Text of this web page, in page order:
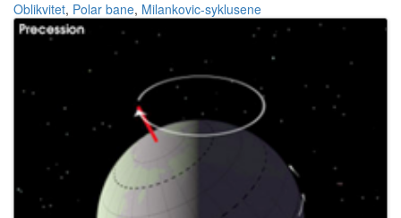
Oblikvitet, Polar bane, Milankovic-syklusene